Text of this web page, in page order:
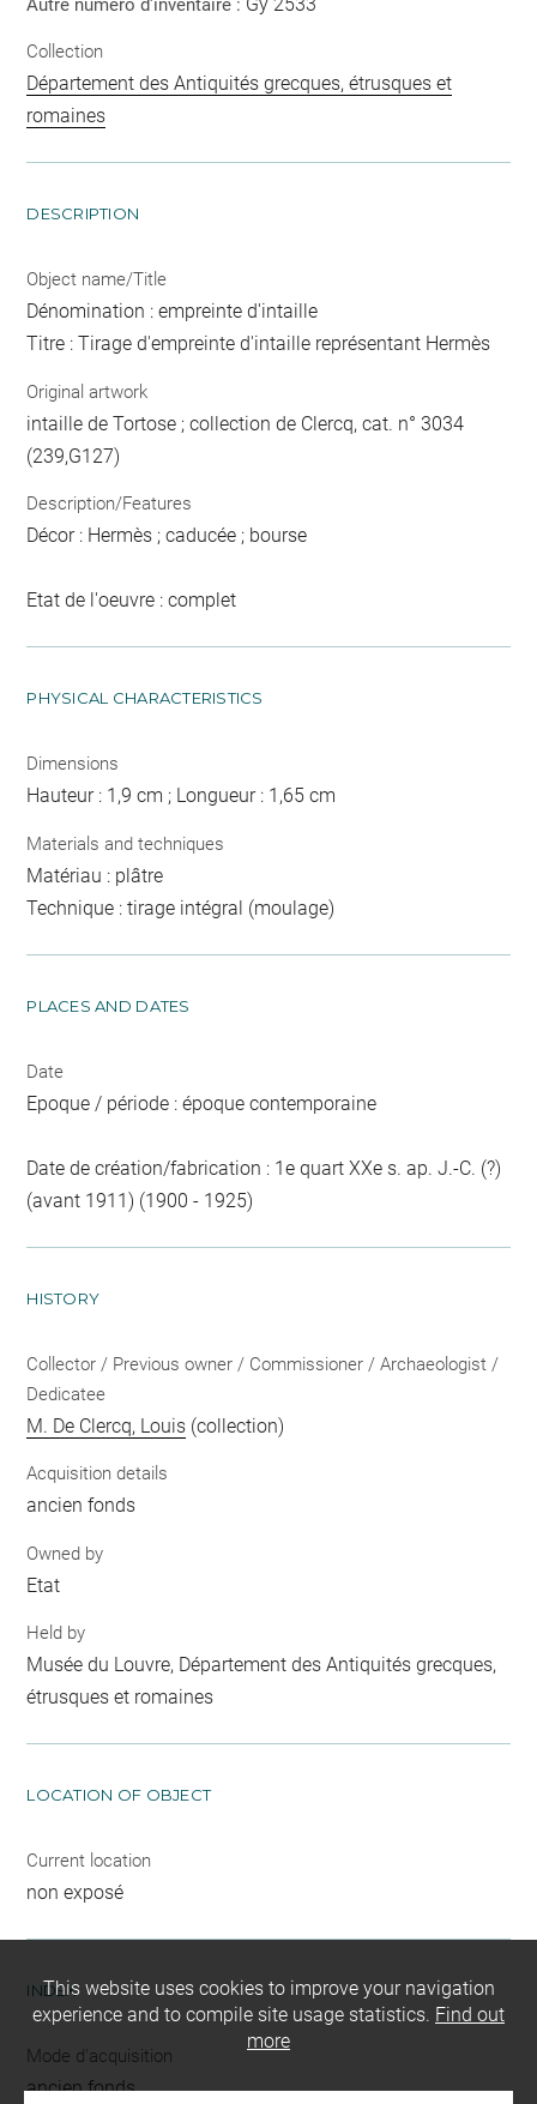
Autre numéro d'inventaire :
Collection
Département des Antiquités grecques, étrusques et
romaines
DESCRIPTION
Object name/Title
Dénomination : empreinte d'intaille
Titre : Tirage d'empreinte d'intaille représentant Hermès
Original artwork
intaille de Tortose ; collection de Clercq, cat. n° 3034
(239,G127)
Description/Features
Décor : Hermès ; caducée ; bourse
Etat de l'oeuvre : complet
PHYSICAL CHARACTERISTICS
Dimensions
Hauteur : 1,9 cm ; Longueur : 1,65 cm
Materials and techniques
Matériau : plâtre
Technique : tirage intégral (moulage)
PLACES AND DATES
Date
Epoque / période : époque contemporaine
Date de création/fabrication : 1e quart XXe s. ap. J.-C. (?)
(avant 1911) (1900 - 1925)
HISTORY
Collector / Previous owner / Commissioner / Archaeologist /
Dedicatee
M. De Clercq, Louis (collection)
Acquisition details
ancien fonds
Owned by
Etat
Held by
Musée du Louvre, Département des Antiquités grecques,
étrusques et romaines
LOCATION OF OBJECT
Current location
non exposé
INDEX
Mode d'acquisition
ancien fonds
This website uses cookies to improve your navigation
experience and to compile site usage statistics. Find out
more